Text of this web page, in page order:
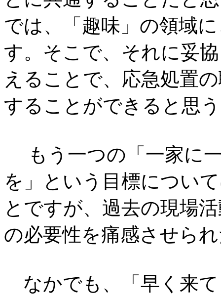
では、「趣味」の領域
す。そこで、それに妥
えることで、応急処置
することができると思
もう一つの「一家に
を」という目標につい
とですが、過去の現場
の必要性を痛感させら
なかでも、「早く来